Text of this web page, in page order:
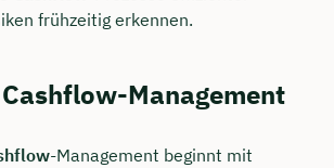
frühzeitig erkennen.
Management
-Management beginnt mit